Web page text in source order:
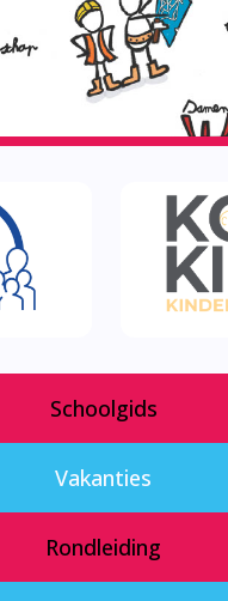
Schoolgids
Vakanties
Rondleiding